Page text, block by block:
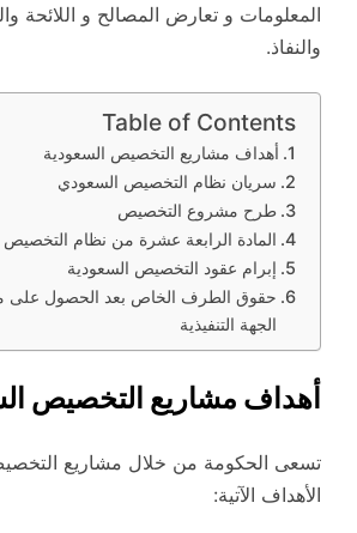
المعلومات و تعارض المصالح و اللائحة
والنفاذ.
Table of Contents
أهداف مشاريع التخصيص السعودية
سريان نظام التخصيص السعودي
طرح مشروع التخصيص
المادة الرابعة عشرة من نظام
إبرام عقود التخصيص السعودية
حقوق الطرف الخاص بعد الحصول على
الجهة التنفيذية
أهداف مشاريع التخصيص
تسعى الحكومة من خلال مشاريع
الأهداف الآتية: